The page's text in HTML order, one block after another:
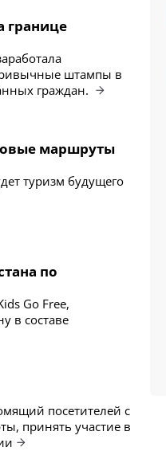
границе
штампы в
граждан.
маршруты
туризм будущего
по
Go Free,
в составе
посетителей с
принять участие в